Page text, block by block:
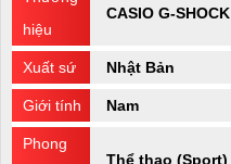
hiệu
CASIO G-SHOCK
Xuất sứ Nhật Bản
Giới tính Nam
Phong
Thể thao (Sport)